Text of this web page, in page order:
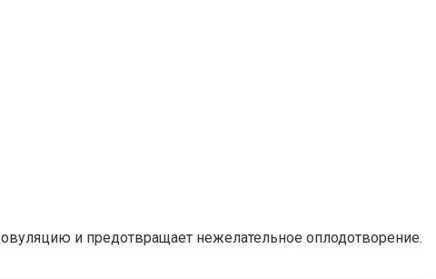
и предотвращает нежелательное оплодотворение.